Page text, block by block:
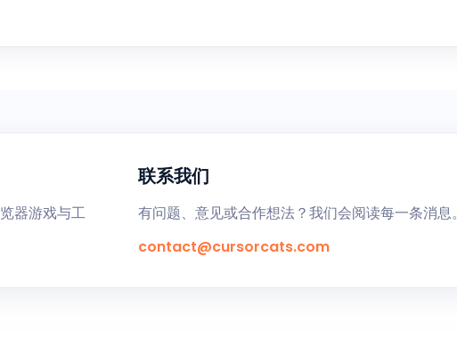
器游戏与工
联系我们
有问题、意见或合作想法？我们会阅读每一条消息。
contact@cursorcats.com